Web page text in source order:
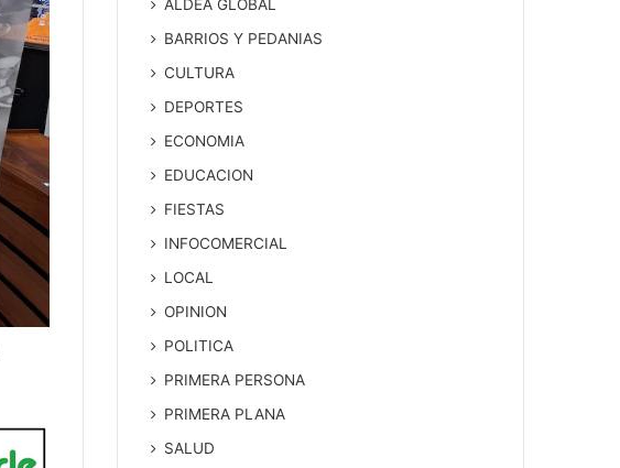
ALDEA GLOBAL
BARRIOS Y PEDANIAS
CULTURA
DEPORTES
ECONOMIA
EDUCACION
FIESTAS
INFOCOMERCIAL
LOCAL
OPINION
POLITICA
PRIMERA PERSONA
PRIMERA PLANA
SALUD